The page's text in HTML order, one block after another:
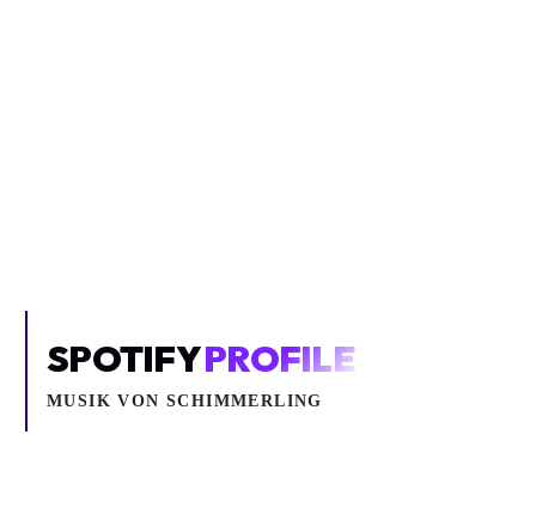
SPOTIFYPROFILE
MUSIK VONSCHIMMERLING